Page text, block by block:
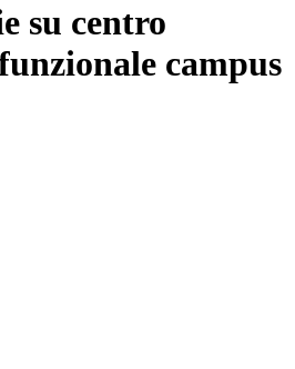
su centro
campus